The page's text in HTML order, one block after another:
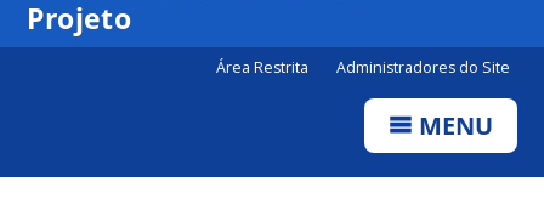
Projeto
Área Restrita Administradores do Site
MENU